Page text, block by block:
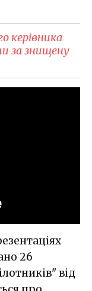
керівника
за знищену
26
від